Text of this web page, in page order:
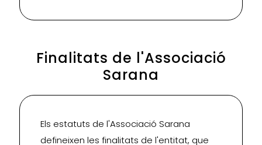
Finalitats de l'Associació
Sarana
Els estatuts de l'Associació Sarana
defineixen les finalitats de l'entitat, que